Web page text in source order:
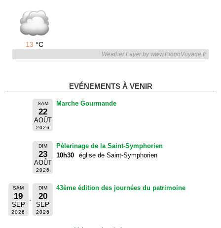
13 °C
Weather Layer by www.BlogoVoyage.fr
EVÉNEMENTS À VENIR
SAM
22
AOÛT
2026
Marche Gourmande
DIM
23
AOÛT
2026
Pèlerinage de la Saint-Symphorien
10h30
église de Saint-Symphorien
SAM
19
SEP
2026
DIM
20
SEP
2026
43ème édition des journées du patrimoine